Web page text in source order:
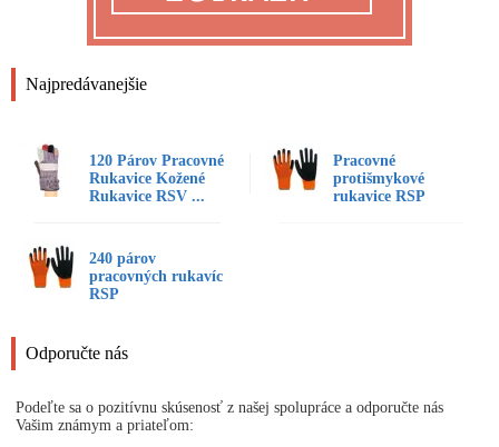
Najpredávanejšie
120 Párov Pracovné
Rukavice Kožené
Rukavice RSV ...
Pracovné
protišmykové
rukavice RSP
240 párov
pracovných rukavíc
RSP
Odporučte nás
Podeľte sa o pozitívnu skúsenosť z našej spolupráce a odporučte nás
Vašim známym a priateľom: